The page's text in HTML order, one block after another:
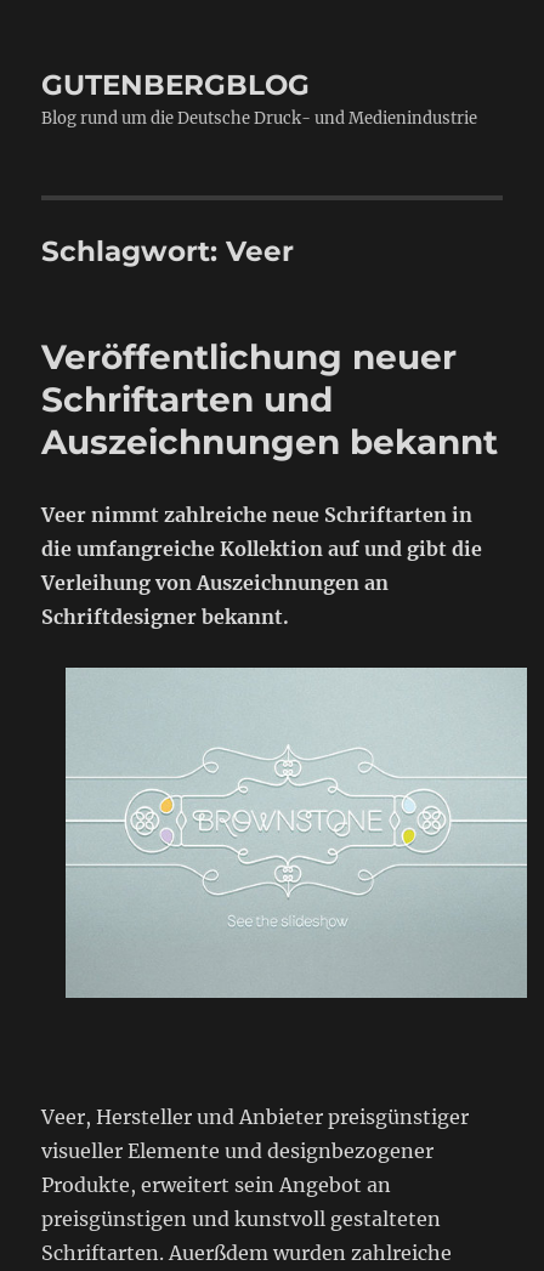
GUTENBERGBLOG
Blog rund um die Deutsche Druck- und Medienindustrie
Schlagwort:Veer
Veröffentlichung neuer
Schriftarten und
Auszeichnungen bekannt
Veer nimmt zahlreiche neue Schriftarten in
die umfangreiche Kollektion auf und gibt die
Verleihung von Auszeichnungen an
Schriftdesigner bekannt.
Veer, Hersteller und Anbieter preisgünstiger
visueller Elemente und designbezogener
Produkte, erweitert sein Angebot an
preisgünstigen und kunstvoll gestalteten
Schriftarten. Auerßdem wurden zahlreiche